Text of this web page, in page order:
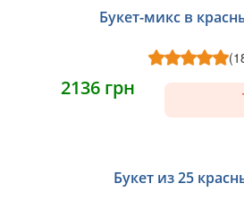
Букет-микс в
2136 грн
Букет из 25